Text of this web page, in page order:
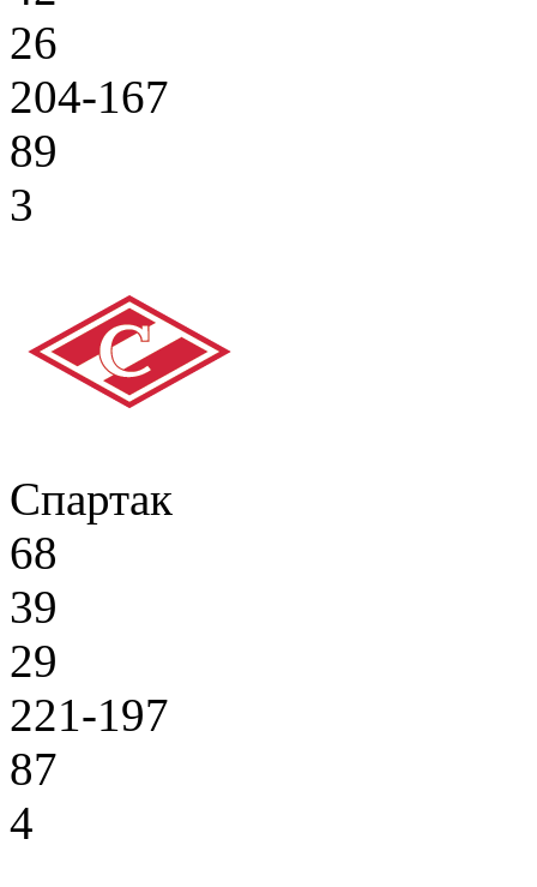
26
204-167
89
3
Спартак
68
39
29
221-197
87
4